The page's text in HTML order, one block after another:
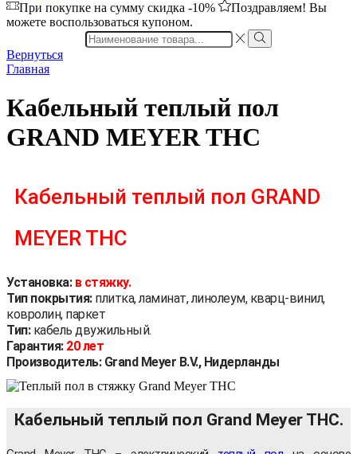
При покупке на сумму скидка -10%
Поздравляем! Вы
можете воспользоваться купоном.
Search
input
Вернуться
Главная
Кабельный теплый пол
GRAND MEYER THC
Кабельный теплый пол GRAND
MEYER THC
Установка:в стяжку.
Тип покрытия:плитка, ламинат, линолеум, кварц-винил,
ковролин, паркет
Тип:кабель двужильный.
Гарантия:20 лет
Производитель: Grand Meyer B.V., Нидерланды
Кабельный теплый пол Grand Meyer THC.